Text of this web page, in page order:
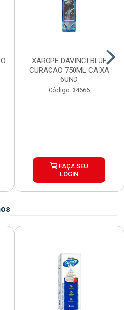
XAROPE DAVINCI BLUE
CURACAO 750ML CAIXA
6UND
Código: 34666
FAÇA SEU
LOGIN